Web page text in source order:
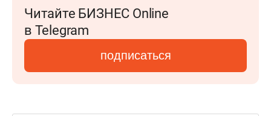
Читайте БИЗНЕС Online
в Telegram
подписаться